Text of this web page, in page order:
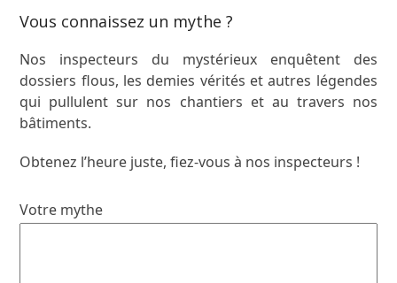
Vous connaissez un mythe ?
Nos inspecteurs du mystérieux enquêtent des
dossiers flous, les demies vérités et autres légendes
qui pullulent sur nos chantiers et au travers nos
bâtiments.
Obtenez l’heure juste, fiez-vous à nos inspecteurs !
Votre mythe